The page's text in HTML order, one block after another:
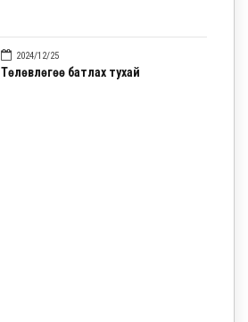
2024/12/25
Төлөвлөгөө батлах тухай